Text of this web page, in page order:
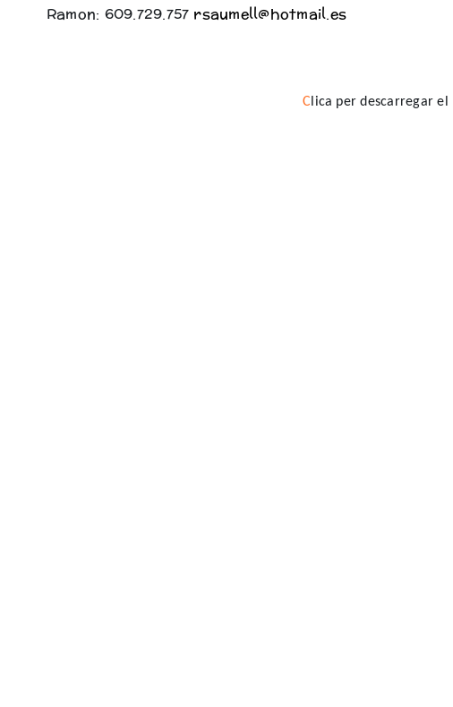
Ramon: 609.729.757 rsaumell@hotmail.es
C lica per descarregar